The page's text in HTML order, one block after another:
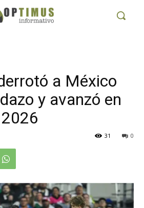
a México
y avanzó en
0
31